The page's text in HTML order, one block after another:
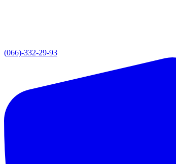
(066)-332-29-93